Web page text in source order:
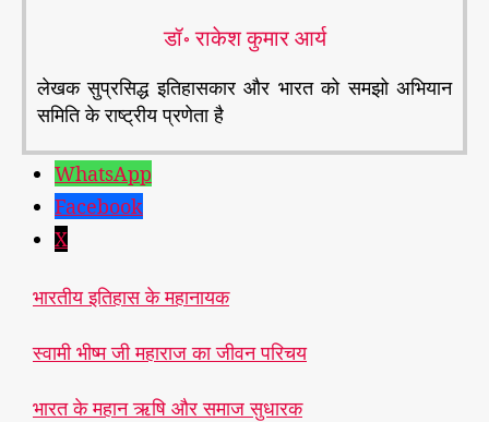
डॉ॰ राकेश कुमार आर्य
लेखक सुप्रसिद्ध इतिहासकार और भारत को समझो अभियान
समिति के राष्ट्रीय प्रणेता है
WhatsApp
Facebook
X
भारतीय इतिहास के महानायक
स्वामी भीष्म जी महाराज का जीवन परिचय
भारत के महान ऋषि और समाज सुधारक